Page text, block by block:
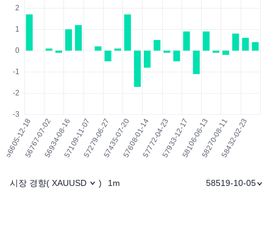
시장 경향( XAUUSD ) 1m 58519-10-05